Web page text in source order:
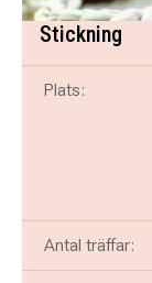
Stickning
Plats:
Antal träffar: